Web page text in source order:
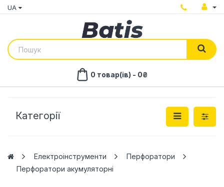
UA
0 товар(ів) - 0₴
Категорії
Електроінструменти
Перфоратори
Перфоратори акумуляторні